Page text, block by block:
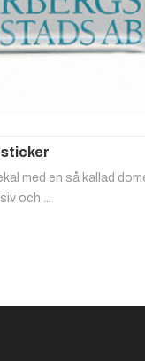
med en så kallad
och ...